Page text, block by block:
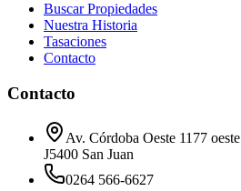
Buscar Propiedades
Nuestra Historia
Tasaciones
Contacto
Contacto
Av. Córdoba Oeste 1177 oeste
J5400 San Juan
0264 566-6627